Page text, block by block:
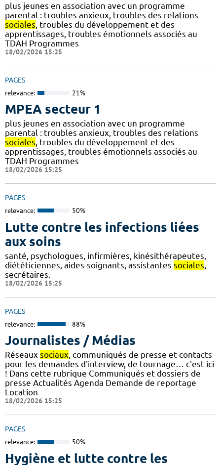
plus jeunes en association avec un programme
parental : troubles anxieux, troubles des relations
sociales, troubles du développement et des
apprentissages, troubles émotionnels associés au
TDAH Programmes
18/02/2026 15:25
PAGES
relevance: 21%
MPEA secteur 1
plus jeunes en association avec un programme
parental : troubles anxieux, troubles des relations
sociales, troubles du développement et des
apprentissages, troubles émotionnels associés au
TDAH Programmes
18/02/2026 15:25
PAGES
relevance: 50%
Lutte contre les infections liées
aux soins
santé, psychologues, infirmières, kinésithérapeutes,
diététiciennes, aides-soignants, assistantes sociales,
secrétaires.
18/02/2026 15:25
PAGES
relevance: 88%
Journalistes / Médias
Réseaux sociaux, communiqués de presse et contacts
pour les demandes d'interview, de tournage… c'est ici
! Dans cette rubrique Communiqués et dossiers de
presse Actualités Agenda Demande de reportage
Location
18/02/2026 15:25
PAGES
relevance: 50%
Hygiène et lutte contre les